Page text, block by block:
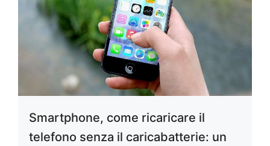
Smartphone, come ricaricare il
telefono senza il caricabatterie: un